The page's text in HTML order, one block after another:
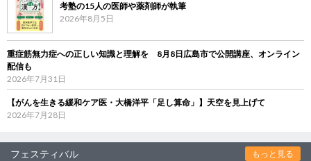
考塾の15人の医師や薬剤師が執筆
2026年8月5日
重症筋無力症への正しい知識と理解を 8月8日広島市で公開講座、オンライン
配信も
2026年7月31日
【がんを生きる緩和ケア医・大橋洋平「足し算命」】天空を見上げて
2026年7月28日
フェスティバル もっと見る